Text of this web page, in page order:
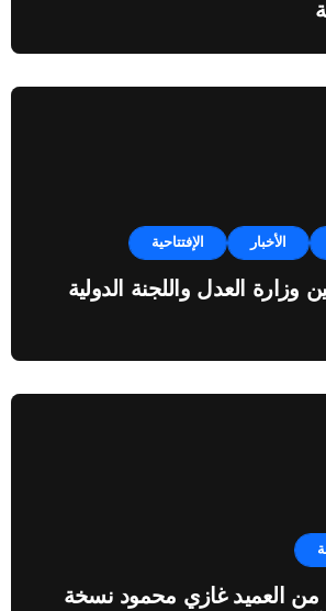
الأخبار الإفتتاحية
وزارة العدل واللجنة الدولية
العميد غازي محمود نسخة